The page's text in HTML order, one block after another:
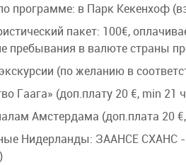
программе: в Парк Кекенхоф
пакет: 100€,
пребывания в валюте страны
(по желанию в
Гаага» (доп.плату 20 €, min 21
Амстердама (доп.плата 20
Нидерланды: ЗААНСЕ СХАНС -